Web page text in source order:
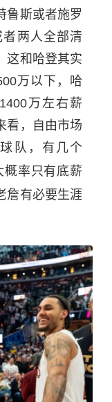
鲁斯或者施罗
两人全部清
这和哈登其实
万以下，哈
万左右薪
看，自由市场
队，有几个
概率只有底薪
詹有必要生涯